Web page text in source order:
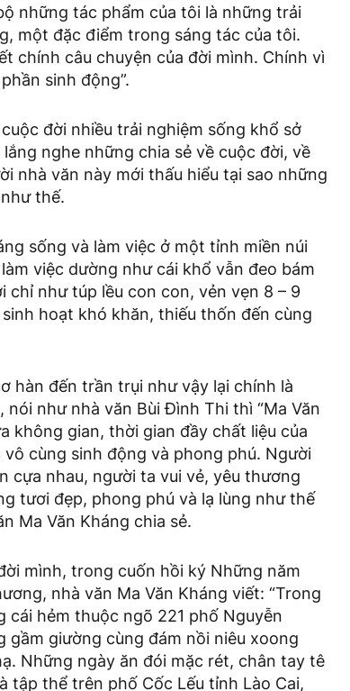
những tác phẩm của tôi là những trải
một đặc điểm trong sáng tác của tôi.
chính câu chuyện của đời mình. Chính vì
sinh động”.
đời nhiều trải nghiệm sống khổ sở
nghe những chia sẻ về cuộc đời, về
nhà văn này mới thấu hiểu tại sao những
thế.
sống và làm việc ở một tỉnh miền núi
việc dường như cái khổ vẫn đeo bám
như túp lều con con, vẻn vẹn 8 – 9
hoạt khó khăn, thiếu thốn đến cùng
hàn đến trần trụi như vậy lại chính là
như nhà văn Bùi Đình Thi thì “Ma Văn
không gian, thời gian đầy chất liệu của
cùng sinh động và phong phú. Người
cựa nhau, người ta vui vẻ, yêu thương
tươi đẹp, phong phú và lạ lùng như thế
Ma Văn Kháng chia sẻ.
mình, trong cuốn hồi ký Những năm
nhà văn Ma Văn Kháng viết: “Trong
hẻm thuộc ngõ 221 phố Nguyễn
gầm giường cùng đám nồi niêu xoong
Những ngày ăn đói mặc rét, chân tay tê
tập thể trên phố Cốc Lếu tỉnh Lào Cai,